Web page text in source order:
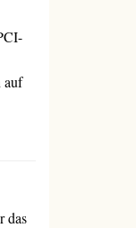
auf
das